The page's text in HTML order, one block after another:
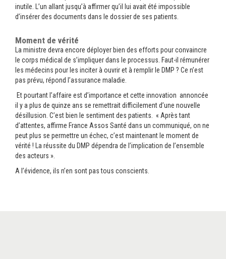
inutile. L’un allant jusqu’à affirmer qu’il lui avait été impossible
d’insérer des documents dans le dossier de ses patients.
Moment de vérité
La ministre devra encore déployer bien des efforts pour convaincre
le corps médical de s’impliquer dans le processus. Faut-il rémunérer
les médecins pour les inciter à ouvrir et à remplir le DMP ? Ce n’est
pas prévu, répond l’assurance maladie.
Et pourtant l’affaire est d’importance et cette innovation annoncée
il y a plus de quinze ans se remettrait difficilement d’une nouvelle
désillusion. C’est bien le sentiment des patients. « Après tant
d’attentes, affirme France Assos Santé dans un communiqué, on ne
peut plus se permettre un échec, c’est maintenant le moment de
vérité ! La réussite du DMP dépendra de l’implication de l’ensemble
des acteurs ».
A l’évidence, ils n’en sont pas tous conscients.